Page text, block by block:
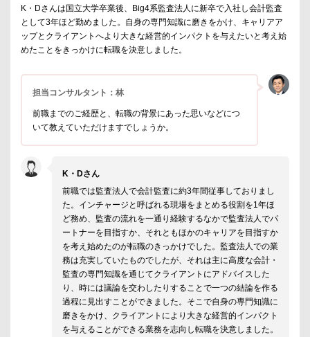
K・Dさんは国立大学卒業後、Big4系監査法人に新卒で入社し会計監査
として3年ほど勤めました。自身の専門知識に磨きをかけ、キャリアア
ップとクライアントへより大きな経営的インパクトを与えたいと考え始
めたことをきっかけに転職を決意しました。
担当コンサルタント：林
前職までのご経歴と、転職の背景にあった思いなどにつ
いて教えていただけますでしょうか。
K・Dさん
前職では監査法人で会計監査に約3年間従事しておりまし
た。インチャージと呼ばれる現場をまとめる役割を1年ほ
ど務め、監査の流れを一通り経験するなかで監査法人でパ
ートナーを目指すか、それともほかのキャリアを目指すか
を考え始めたのが転職のきっかけでした。監査法人での業
務は充実していたものでしたが、それは主に高度な会計・
監査の専門知識を通じてクライアントにアドバイスした
り、時には議論を交わしたりすることで一つの結論を作る
過程に見出すことができました。そこで自身の専門知識に
磨きをかけ、クライアントにより大きな経営的インパクト
を与えることができる業務を志向し転職を決意しました。